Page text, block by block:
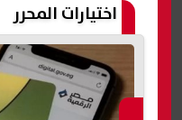
اختيارات المحرر